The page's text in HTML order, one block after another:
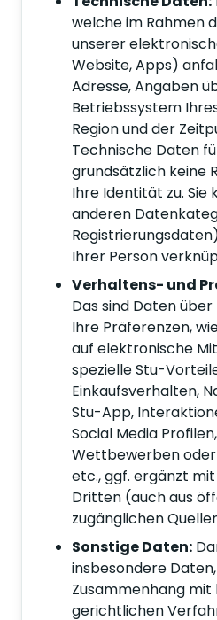
welche im Rahmen
unserer
Website, Apps)
Adresse, Angaben
Betriebssystem
Region und der
Technische Daten
grundsätzlich keine
Ihre Identität zu. Sie
anderen
Ihrer Person
Verhaltens- und
Das sind Daten
Ihre Präferenzen,
auf elektronische
spezielle Stu-
Einkaufsverhalten,
Stu-App,
Social Media
Wettbewerben
etc., ggf. ergänzt
Dritten (auch aus
zugänglichen
Sonstige Daten:
insbesondere
Zusammenhang
gerichtlichen